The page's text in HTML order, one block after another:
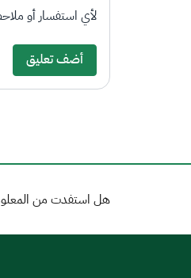
لأي استفسار أو
أضف تعليق
هل استفدت من